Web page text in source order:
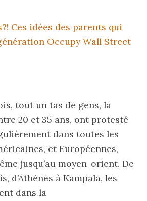
tout un tas de gens, la
20 et 35 ans, ont protesté
dans toutes les
et Européennes,
jusqu’au moyen-orient. De
d’Athènes à Kampala, les
dans la